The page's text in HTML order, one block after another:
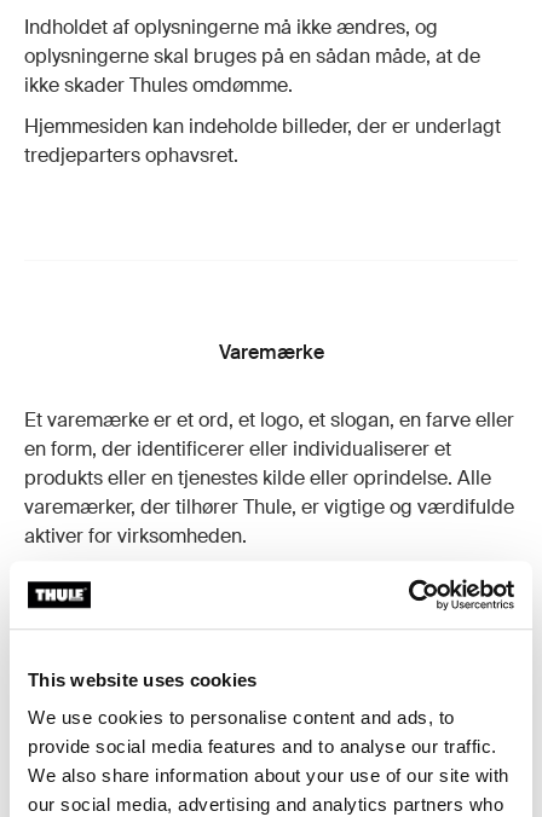
This website uses cookies
We use cookies to personalise content and ads, to
provide social media features and to analyse our traffic.
We also share information about your use of our site with
our social media, advertising and analytics partners who
Indholdet af oplysningerne må ikke ændres, og
oplysningerne skal bruges på en sådan måde, at de
ikke skader Thules omdømme.
Hjemmesiden kan indeholde billeder, der er underlagt
tredjeparters ophavsret.
Varemærke
Et varemærke er et ord, et logo, et slogan, en farve eller
en form, der identificerer eller individualiserer et
produkts eller en tjenestes kilde eller oprindelse. Alle
varemærker, der tilhører Thule, er vigtige og værdifulde
aktiver for virksomheden.
Medmindre det er angivet andetsteds på denne
hjemmeside, tilhører alle varemærker, alle
navnebeskyttede varer og virksomhedslogoer Thule
lovgivningen for immaterialrettigheder.
Varemærker, navnebeskyttede varer og
virksomhedslogoer, der tilhører Thule, må ikke bruges
på nogen måde uden forudgående skriftlig tilladelse fra